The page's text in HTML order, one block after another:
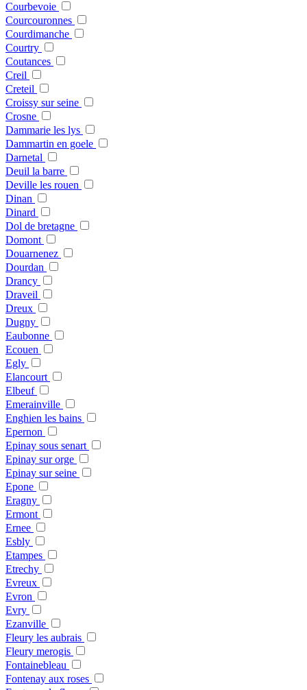
Courbevoie
Courcouronnes
Courdimanche
Courtry
Coutances
Creil
Creteil
Croissy sur seine
Crosne
Dammarie les lys
Dammartin en goele
Darnetal
Deuil la barre
Deville les rouen
Dinan
Dinard
Dol de bretagne
Domont
Douarnenez
Dourdan
Drancy
Draveil
Dreux
Dugny
Eaubonne
Ecouen
Egly
Elancourt
Elbeuf
Emerainville
Enghien les bains
Epernon
Epinay sous senart
Epinay sur orge
Epinay sur seine
Epone
Eragny
Ermont
Ernee
Esbly
Etampes
Etrechy
Evreux
Evron
Evry
Ezanville
Fleury les aubrais
Fleury merogis
Fontainebleau
Fontenay aux roses